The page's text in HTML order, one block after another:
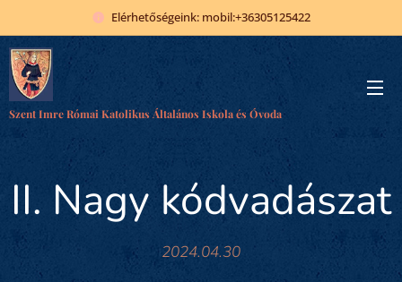
Elérhetőségeink: mobil:+36305125422
Szent Imre Római Katolikus Általános Iskola és Óvoda
II. Nagy kódvadászat
2024.04.30